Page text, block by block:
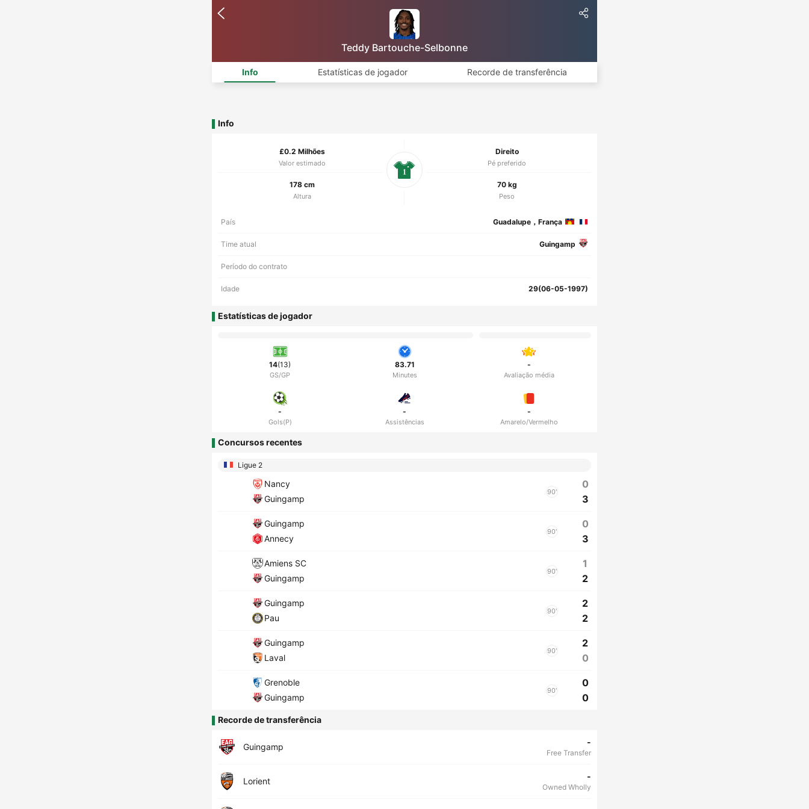
Teddy Bartouche-Selbonne
Info Estatísticas de jogador Recorde de transferência
Info
£0.2 Milhões
Valor estimado
Direito
Pé preferido
178 cm
Altura
70 kg
Peso
1
País Guadalupe，França
Time atual Guingamp
Período do contrato
Idade 29(06-05-1997)
Estatísticas de jogador
14(13)
GS/GP
83.71
Minutes
-
Avaliação média
-
Gols(P)
-
Assistências
-
Amarelo/Vermelho
Concursos recentes
Ligue 2
Nancy
Guingamp
90'
0
3
Guingamp
Annecy
90'
0
3
Amiens SC
Guingamp
90'
1
2
Guingamp
Pau
90'
2
2
Guingamp
Laval
90'
2
0
Grenoble
Guingamp
90'
0
0
Recorde de transferência
Guingamp -
Free Transfer
Lorient -
Owned Wholly